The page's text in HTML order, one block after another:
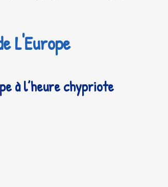
L'Europe
à l’heure chypriote